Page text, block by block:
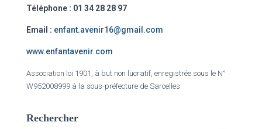
Téléphone : 01 34 28 28 97
Email : enfant.avenir16@gmail.com
www.enfantavenir.com
Association loi 1901, à but non lucratif, enregistrée sous le N°
W952008999 à la sous-préfecture de Sarcelles
Rechercher